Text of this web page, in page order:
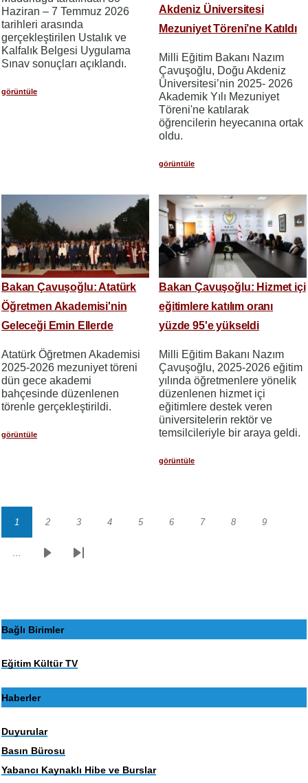
Haziran – 7 Temmuz 2026
tarihleri arasında
gerçekleştirilen Ustalık ve
Kalfalık Belgesi Uygulama
Sınav sonuçları açıklandı.
görüntüle
Akdeniz Üniversitesi
Mezuniyet Töreni’ne Katıldı
Milli Eğitim Bakanı Nazım
Çavuşoğlu, Doğu Akdeniz
Üniversitesi’nin 2025- 2026
Akademik Yılı Mezuniyet
Töreni'ne katılarak
öğrencilerin heyecanına ortak
oldu.
görüntüle
Bakan Çavuşoğlu: Atatürk
Öğretmen Akademisi'nin
Geleceği Emin Ellerde
Atatürk Öğretmen Akademisi
2025-2026 mezuniyet töreni
dün gece akademi
bahçesinde düzenlenen
törenle gerçekleştirildi.
görüntüle
Bakan Çavuşoğlu: Hizmet içi
eğitimlere katılım oranı
yüzde 95'e yükseldi
Milli Eğitim Bakanı Nazım
Çavuşoğlu, 2025-2026 eğitim
yılında öğretmenlere yönelik
düzenlenen hizmet içi
eğitimlere destek veren
üniversitelerin rektör ve
temsilcileriyle bir araya geldi.
görüntüle
Sayfalama
Sayfa
1 Sayfa
2 Sayfa
3 Sayfa
4 Sayfa
5 Sayfa
6 Sayfa
7 Sayfa
8 Sayfa
9
…
SonrakiSon
Bağlı Birimler
Eğitim Kültür TV
Haberler
Duyurular
Basın Bürosu
Yabancı Kaynaklı Hibe ve Burslar